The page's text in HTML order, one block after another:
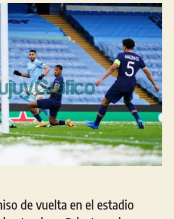
entrada
de vuelta en el estadio